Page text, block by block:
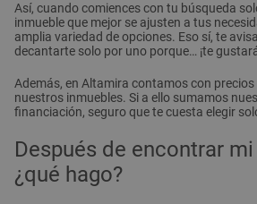
Así, cuando comiences con tu búsqueda
inmueble que mejor se ajusten a tus
amplia variedad de opciones. Eso sí, te
decantarte solo por uno porque… ¡te
Además, en Altamira contamos con
nuestros inmuebles. Si a ello sumamos
financiación, seguro que te cuesta elegir
Después de encontrar
¿qué hago?